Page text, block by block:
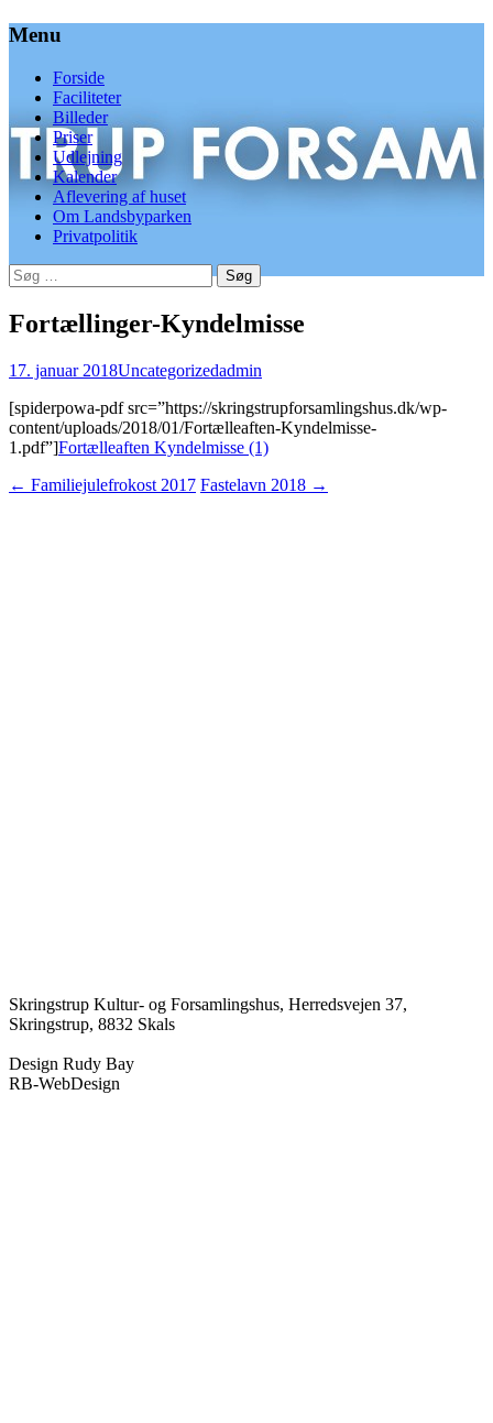
Menu
Videre
indhold
Forside
Faciliteter
Billeder
Priser
Udlejning
Kalender
Aflevering af huset
Om Landsbyparken
Privatpolitik
Søg
efter:
Fortællinger-Kyndelmisse
17. januar 2018Uncategorizedadmin
[spiderpowa-pdf src=”https://skringstrupforsamlingshus.dk/wp-
content/uploads/2018/01/Fortælleaften-Kyndelmisse-
1.pdf”]Fortælleaften Kyndelmisse (1)
Indlæg
← Familiejulefrokost 2017 Fastelavn 2018 →
Skringstrup Kultur- og Forsamlingshus, Herredsvejen 37,
Skringstrup, 8832 Skals
Design Rudy Bay
RB-WebDesign